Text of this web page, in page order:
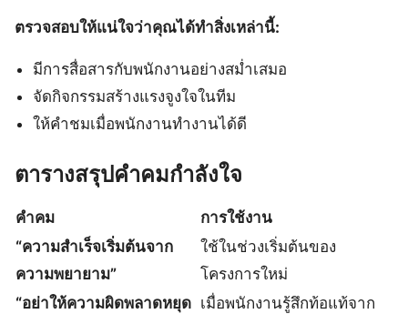
ตรวจสอบให้แน่ใจว่าคุณได้ทำสิ่งเหล่านี้:
มีการสื่อสารกับพนักงานอย่างสม่ำเสมอ
จัดกิจกรรมสร้างแรงจูงใจในทีม
ให้คำชมเมื่อพนักงานทำงานได้ดี
ตารางสรุปคําคมกําลังใจ
คําคม
การใช้งาน
“ความสำเร็จเริ่มต้นจาก
ความพยายาม”
ใช้ในช่วงเริ่มต้นของ
โครงการใหม่
“อย่าให้ความผิดพลาดหยุด เมื่อพนักงานรู้สึกท้อแท้จาก